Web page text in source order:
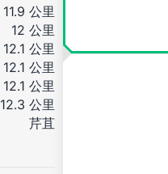
11.9 公里
12 公里
12.1 公里
12.1 公里
12.1 公里
12.3 公里
芹苴